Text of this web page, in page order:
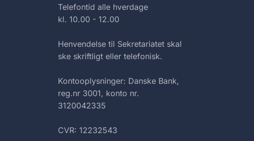
Telefontid alle hverdage
kl. 10.00 - 12.00
Henvendelse til Sekretariatet skal
ske skriftligt eller telefonisk.
Kontooplysninger: Danske Bank,
reg.nr 3001, konto nr.
3120042335
CVR: 12232543